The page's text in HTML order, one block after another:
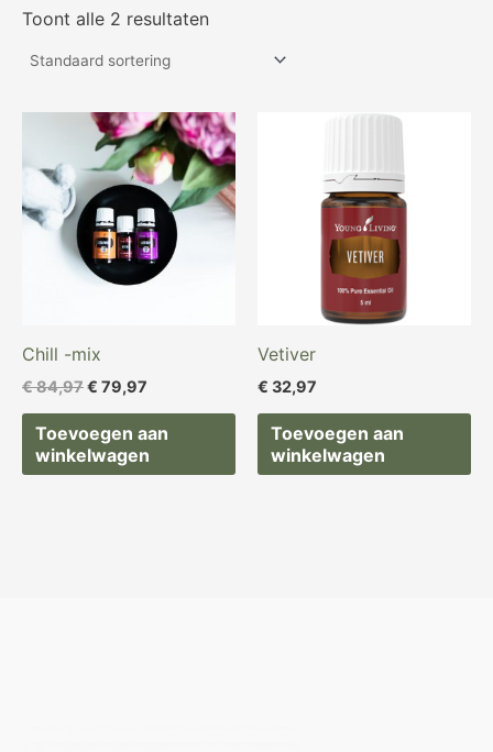
Toont alle 2 resultaten
Chill -mix
€84,97
Oorspronkelijke
prijs
was:
€ 84,97.
€ 79,97
Huidige
prijs
is:
€ 79,97.
Toevoegen aan
winkelwagen
Vetiver
€ 32,97
Toevoegen aan
winkelwagen